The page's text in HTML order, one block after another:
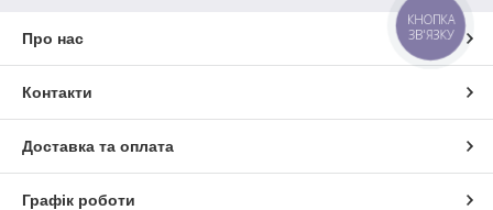
Про нас
Контакти
Доставка та оплата
Графік роботи
КНОПКА
ЗВ'ЯЗКУ